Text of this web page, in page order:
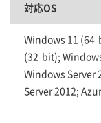
対応OS
Windows 11
(32-bit);
Windows Server
Server 2012;